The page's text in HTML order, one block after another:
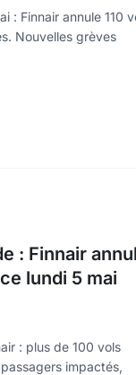
: Finnair annule 110
Nouvelles grèves
: Finnair
lundi 5 mai
: plus de 100 vols
impactés,